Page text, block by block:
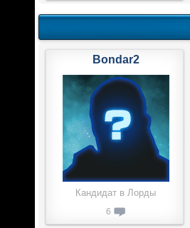
Bondar2
Кандидат в Лорды
6